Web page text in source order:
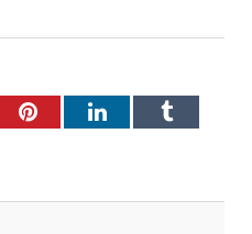
PinterestLinkedInTumblr